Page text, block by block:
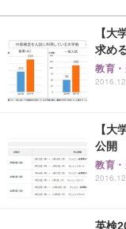
【大
求め
教育
【大
公開
教育
英検